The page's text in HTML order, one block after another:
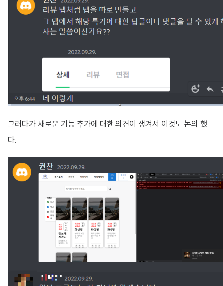
그러다가 새로운 기능 추가에 대한 의견이 생겨서 이것도 논의 했
다.